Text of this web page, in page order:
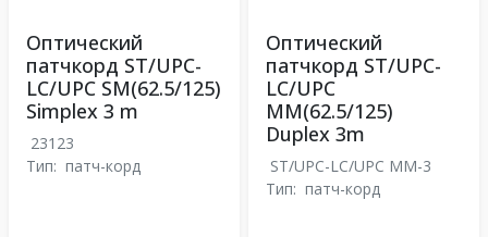
Оптический
патчкорд ST/UPC-
LC/UPC SM(62.5/125)
Simplex 3 m
23123
Тип: патч-корд
Оптический
патчкорд ST/UPC-
LC/UPC
MM(62.5/125)
Duplex 3m
ST/UPC-LC/UPC MM-3
Тип: патч-корд